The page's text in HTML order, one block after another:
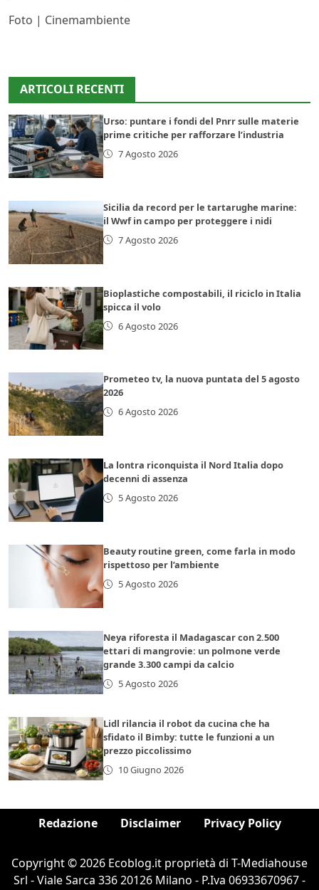
Foto | Cinemambiente
ARTICOLI RECENTI
Urso: puntare i fondi del Pnrr sulle materie
prime critiche per rafforzare l’industria
7 Agosto 2026
Sicilia da record per le tartarughe marine:
il Wwf in campo per proteggere i nidi
7 Agosto 2026
Bioplastiche compostabili, il riciclo in Italia
spicca il volo
6 Agosto 2026
Prometeo tv, la nuova puntata del 5 agosto
2026
6 Agosto 2026
La lontra riconquista il Nord Italia dopo
decenni di assenza
5 Agosto 2026
Beauty routine green, come farla in modo
rispettoso per l’ambiente
5 Agosto 2026
Neya riforesta il Madagascar con 2.500
ettari di mangrovie: un polmone verde
grande 3.300 campi da calcio
5 Agosto 2026
Lidl rilancia il robot da cucina che ha
sfidato il Bimby: tutte le funzioni a un
prezzo piccolissimo
10 Giugno 2026
Redazione Disclaimer Privacy Policy
Copyright © 2026 Ecoblog.it proprietà di T-Mediahouse
Srl - Viale Sarca 336 20126 Milano - P.Iva 06933670967 -